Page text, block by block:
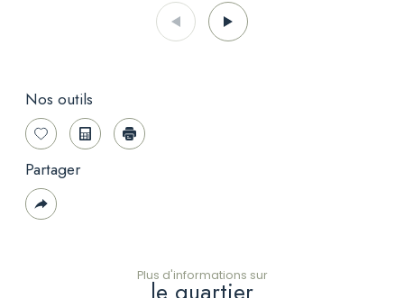
Nos outils
Sélectionner
Calculatrice
Imprimer
Partager
Plus
de
Plus d'informations sur